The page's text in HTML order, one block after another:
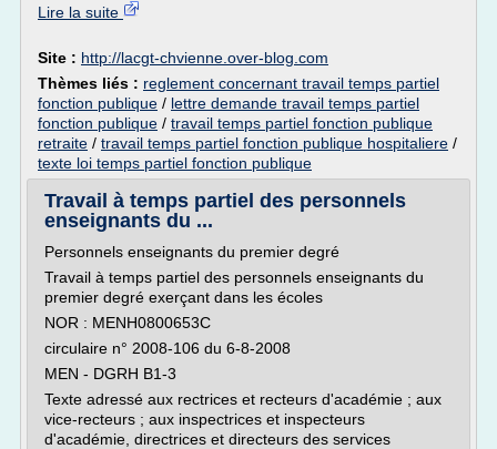
Lire la suite
Site : http://lacgt-chvienne.over-blog.com
Thèmes liés : reglement concernant travail temps partiel
fonction publique / lettre demande travail temps partiel
fonction publique / travail temps partiel fonction publique
retraite / travail temps partiel fonction publique hospitaliere /
texte loi temps partiel fonction publique
Travail à temps partiel des personnels
enseignants du ...
Personnels enseignants du premier degré
Travail à temps partiel des personnels enseignants du
premier degré exerçant dans les écoles
NOR : MENH0800653C
circulaire n° 2008-106 du 6-8-2008
MEN - DGRH B1-3
Texte adressé aux rectrices et recteurs d'académie ; aux
vice-recteurs ; aux inspectrices et inspecteurs
d'académie, directrices et directeurs des services